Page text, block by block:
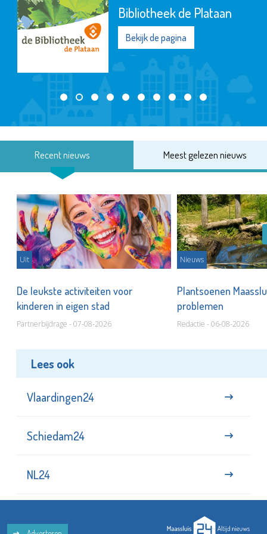
Bibliotheek de Plataan
Bekijk de pagina
Recent nieuws Meest gelezen nieuws
Uit
De leukste activiteiten voor
kinderen in eigen stad
Partnerbijdrage - 07-08-2026
Nieuws
Plantsoenen
problemen
Redactie - 06-08-2026
Lees ook
Vlaardingen24
Schiedam24
NL24